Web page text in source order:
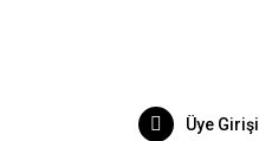
Üye Girişi